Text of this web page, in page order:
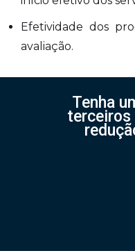
Efetividade dos
avaliação.
Tenha
terceiros